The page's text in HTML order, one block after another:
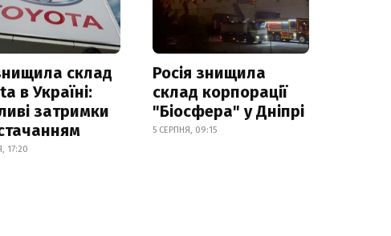
склад
в Україні:
затримки
17:20
Росія знищила
склад корпорації
"Біосфера" у Дніпрі
5 СЕРПНЯ, 09:15